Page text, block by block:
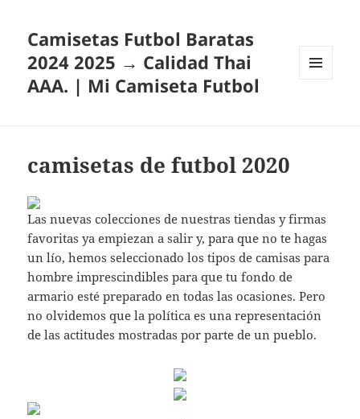
Camisetas Futbol Baratas
2024 2025 → Calidad Thai
AAA. | Mi Camiseta Futbol
camisetas de futbol 2020
Las nuevas colecciones de nuestras tiendas y firmas
favoritas ya empiezan a salir y, para que no te hagas
un lío, hemos seleccionado los tipos de camisas para
hombre imprescindibles para que tu fondo de
armario esté preparado en todas las ocasiones. Pero
no olvidemos que la política es una representación
de las actitudes mostradas por parte de un pueblo.